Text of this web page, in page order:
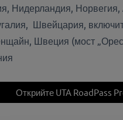
Нидерландия, Норвегия,
Швейцария,
Швеция (мост
Открийте UTA RoadPass